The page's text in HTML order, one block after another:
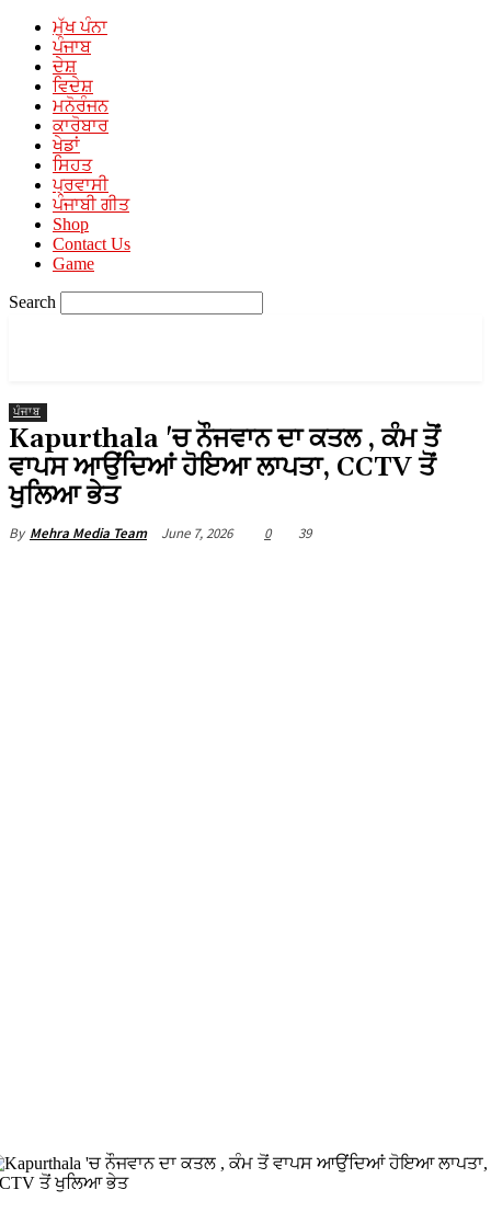
ਮੁੱਖ ਪੰਨਾ
ਪੰਜਾਬ
ਦੇਸ਼
ਵਿਦੇਸ਼
ਮਨੋਰੰਜਨ
ਕਾਰੋਬਾਰ
ਖੇਡਾਂ
ਸਿਹਤ
ਪ੍ਰਵਾਸੀ
ਪੰਜਾਬੀ ਗੀਤ
Shop
Contact Us
Game
Search
ਪੰਜਾਬ
Kapurthala 'ਚ ਨੌਜਵਾਨ ਦਾ ਕਤਲ , ਕੰਮ ਤੋਂ
ਵਾਪਸ ਆਉਂਦਿਆਂ ਹੋਇਆ ਲਾਪਤਾ, CCTV ਤੋਂ
ਖੁਲਿਆ ਭੇਤ
By Mehra Media Team June 7, 2026 0 39